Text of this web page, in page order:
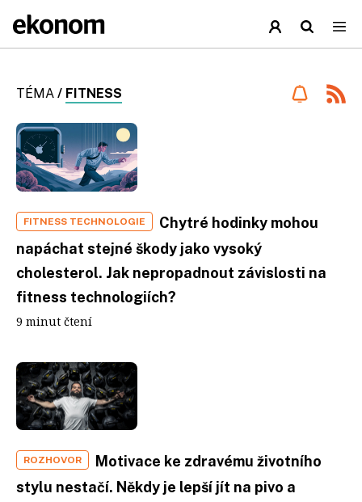
TÉMA / FITNESS
FITNESS TECHNOLOGIE
Chytré hodinky mohou
napáchat stejné škody jako vysoký
cholesterol. Jak nepropadnout závislosti na
fitness technologiích?
9 minut čtení
ROZHOVOR
Motivace ke zdravému životního
stylu nestačí. Někdy je lepší jít na pivo a